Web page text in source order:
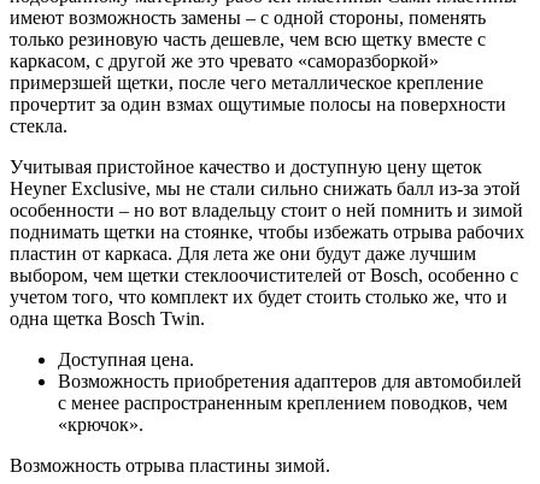
имеют возможность замены – с одной стороны, поменять
только резиновую часть дешевле, чем всю щетку вместе с
каркасом, с другой же это чревато «саморазборкой»
примерзшей щетки, после чего металлическое крепление
прочертит за один взмах ощутимые полосы на поверхности
стекла.
Учитывая пристойное качество и доступную цену щеток
Heyner Exclusive, мы не стали сильно снижать балл из-за этой
особенности – но вот владельцу стоит о ней помнить и зимой
поднимать щетки на стоянке, чтобы избежать отрыва рабочих
пластин от каркаса. Для лета же они будут даже лучшим
выбором, чем щетки стеклоочистителей от Bosch, особенно с
учетом того, что комплект их будет стоить столько же, что и
одна щетка Bosch Twin.
Доступная цена.
Возможность приобретения адаптеров для автомобилей
с менее распространенным креплением поводков, чем
«крючок».
Возможность отрыва пластины зимой.